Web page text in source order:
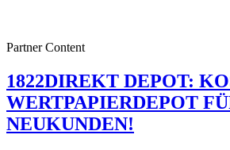
Partner Content
1822DIREKT DEPOT:
WERTPAPIERDEPOT
NEUKUNDEN!